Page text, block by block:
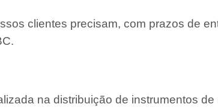
clientes precisam, com prazos de
na distribuição de instrumentos